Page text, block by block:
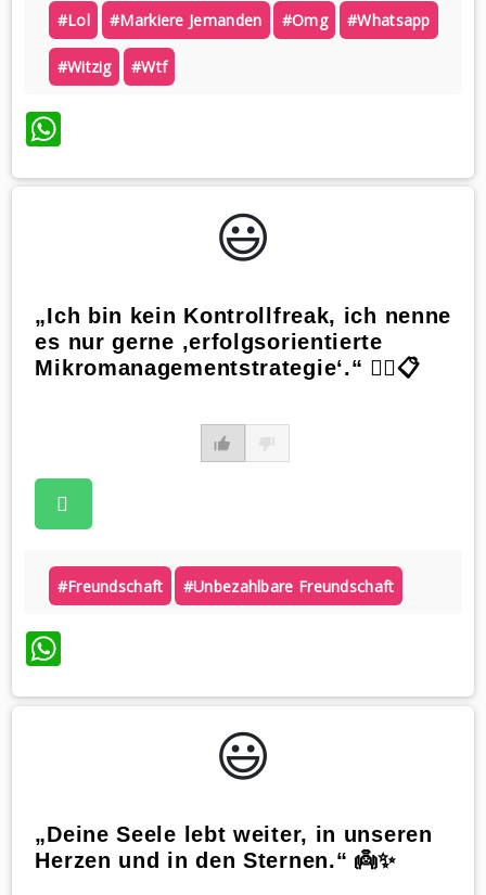
#lol #markiere Jemanden #omg #whatsapp
#witzig #wtf
WhatsApp
😃️
„Ich bin kein Kontrollfreak, ich nenne
es nur gerne ‚erfolgsorientierte
Mikromanagementstrategie‘.“ 🕵️‍♂️📋
#freundschaft #unbezahlbare Freundschaft
WhatsApp
😃️
„Deine Seele lebt weiter, in unseren
Herzen und in den Sternen.“ 👼✨